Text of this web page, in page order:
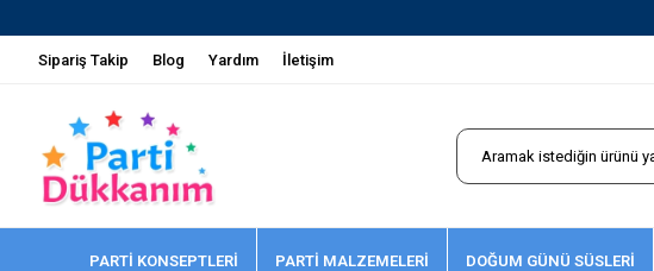
Sipariş Takip Blog Yardım İletişim
PARTİ KONSEPTLERİ PARTİ MALZEMELERİ DOĞUM GÜNÜ SÜSLERİ